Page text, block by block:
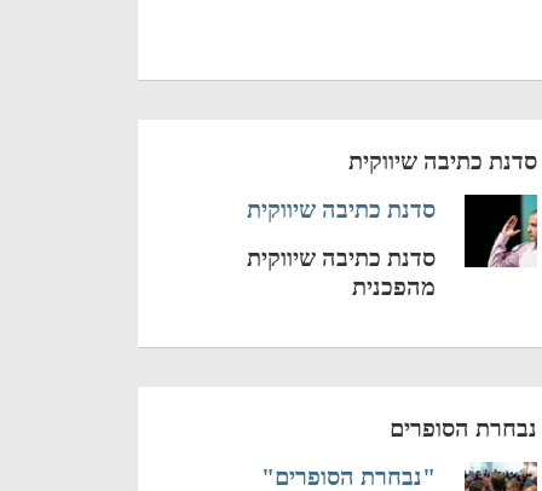
סדנת כתיבה שיווקית
סדנת כתיבה שיווקית
סדנת כתיבה שיווקית
מהפכנית
נבחרת הסופרים
"נבחרת הסופרים"